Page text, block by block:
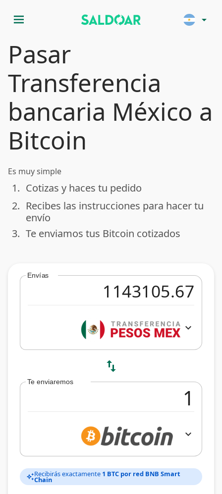
menu arrow_drop_down
Pasar
Transferencia
bancaria México a
Bitcoin
Es muy simple
done
1. Cotizas y haces tu pedido
done
2. Recibes las instrucciones para hacer tu
envío
done
3. Te enviamos tus Bitcoin cotizados
Envías
expand_more
swap_vert
Te enviaremos
expand_more
auto_awesomeRecibirás exactamente 1 BTC por red BNB Smart
Chain